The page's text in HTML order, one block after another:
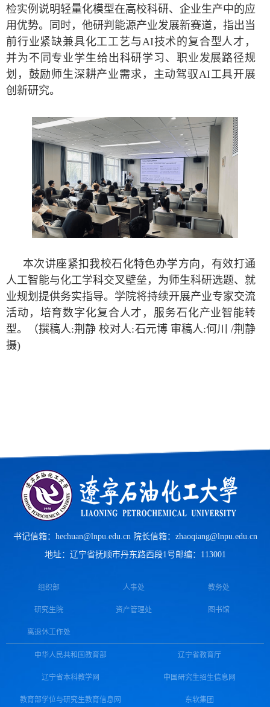
检实例说明轻量化模型在高校科研、企业生产中的应
用优势。同时，他研判能源产业发展新赛道，指出当
前行业紧缺兼具化工工艺与AI技术的复合型人才，
并为不同专业学生给出科研学习、职业发展路径规
划，鼓励师生深耕产业需求，主动驾驭AI工具开展
创新研究。
本次讲座紧扣我校石化特色办学方向，有效打通
人工智能与化工学科交叉壁垒，为师生科研选题、就
业规划提供务实指导。学院将持续开展产业专家交流
活动，培育数字化复合人才，服务石化产业智能转
型。（撰稿人:荆静 校对人:石元博 审稿人:何川 /荆静
摄)
书记信箱：hechuan@lnpu.edu.cn 院长信箱：zhaoqiang@lnpu.edu.cn
地址：辽宁省抚顺市丹东路西段1号邮编：113001
组织部 人事处 教务处
研究生院 资产管理处 图书馆
离退休工作处
中华人民共和国教育部 辽宁省教育厅
辽宁省本科教学网 中国研究生招生信息网
教育部学位与研究生教育信息网 东软集团